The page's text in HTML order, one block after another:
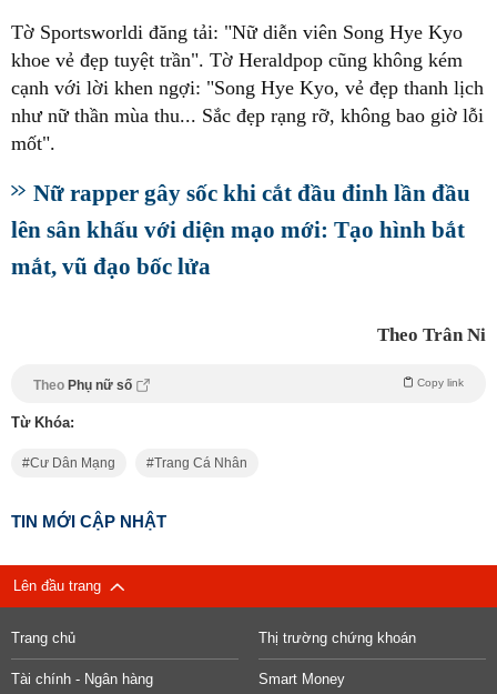
Tờ Sportsworldi đăng tải: "Nữ diễn viên Song Hye Kyo
khoe vẻ đẹp tuyệt trần". Tờ Heraldpop cũng không kém
cạnh với lời khen ngợi: "Song Hye Kyo, vẻ đẹp thanh lịch
như nữ thần mùa thu... Sắc đẹp rạng rỡ, không bao giờ lỗi
mốt".
Nữ rapper gây sốc khi cắt đầu đinh lần đầu
lên sân khấu với diện mạo mới: Tạo hình bắt
mắt, vũ đạo bốc lửa
Theo Trân Ni
Theo Phụ nữ số Copy link
Từ Khóa:
Cư Dân Mạng Trang Cá Nhân
TIN MỚI CẬP NHẬT
Lên đầu trang
Trang chủ Thị trường chứng khoán
Tài chính - Ngân hàng Smart Money